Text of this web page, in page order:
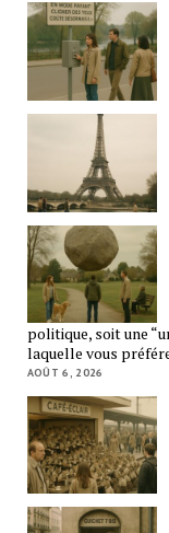
politique, soit une
laquelle vous
AOÛT 6, 2026